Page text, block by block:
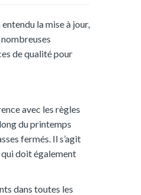
la mise à jour,
de qualité pour
avec les règles
du printemps
fermés. Il s’agit
doit également
dans toutes les